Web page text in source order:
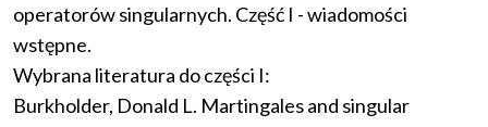
operatorów singularnych. Część I - wiadomości
wstępne.
Wybrana literatura do części I:
Burkholder, Donald L. Martingales and singular